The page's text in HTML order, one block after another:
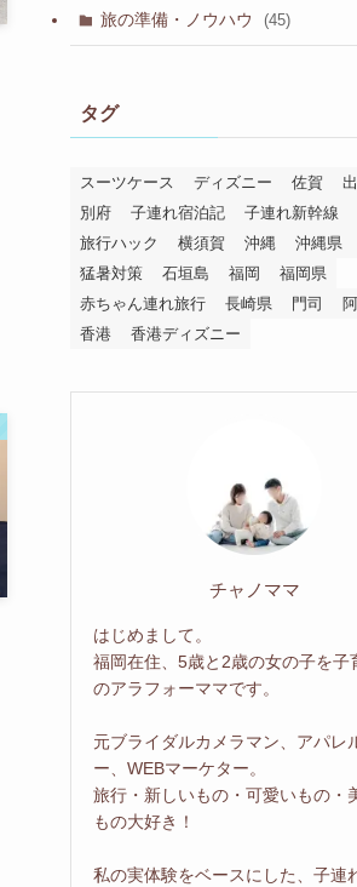
旅の準備・ノウハウ (45)
タグ
スーツケース ディズニー 佐賀
別府
子連れ宿泊記 子連れ新幹線
旅行ハック
横須賀 沖縄 沖縄県
猛暑対策
石垣島 福岡
福岡県
赤ちゃん連れ旅行
長崎県 門司
香港
香港ディズニー
チャノママ
はじめまして。
福岡在住、5歳と2歳の女の子を子
のアラフォーママです。
元ブライダルカメラマン、アパレ
ー、WEBマーケター。
旅行・新しいもの・可愛いもの・
もの大好き！
私の実体験をベースにした、子連